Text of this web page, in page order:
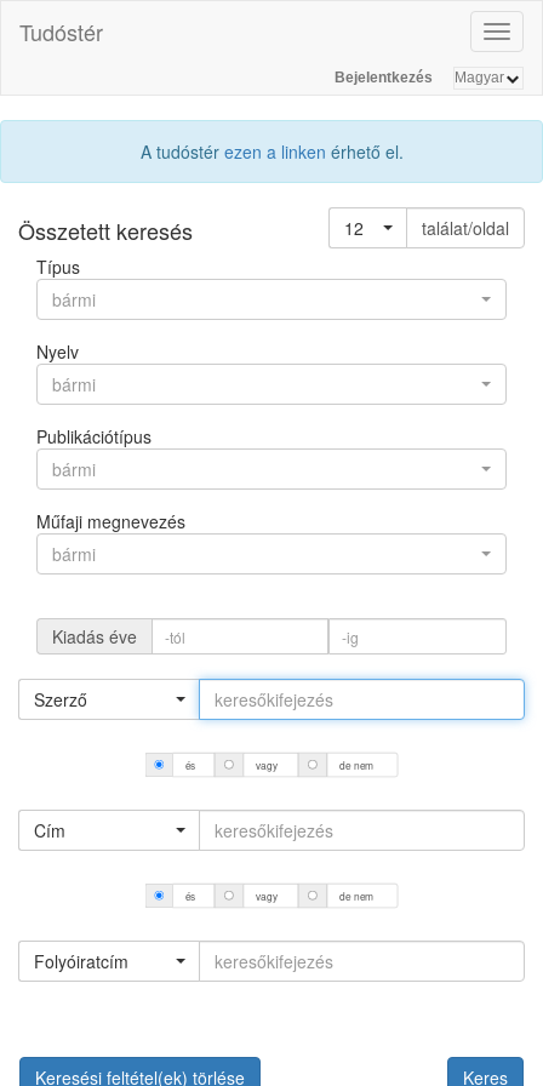
Tudóstér
Bejelentkezés
A tudóstér ezen a linken érhető el.
Összetett keresés 12
találat/oldal
Típus
bármi
Nyelv
bármi
Publikációtípus
bármi
Műfaji megnevezés
bármi
Kiadás éve
Szerző
és vagy de nem
Cím
és vagy de nem
Folyóiratcím
Keresési feltétel(ek) törlése